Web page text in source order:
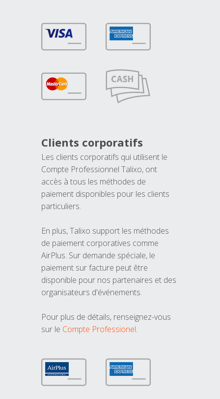
Clients corporatifs
Les clients corporatifs qui utilisent le
Compte Professionnel Talixo, ont
accès à tous les méthodes de
paiement disponibles pour les clients
particuliers.
En plus, Talixo support les méthodes
de paiement corporatives comme
AirPlus. Sur demande spéciale, le
paiement sur facture peut être
disponible pour nos partenaires et des
organisateurs d'événements.
Pour plus de détails, renseignez-vous
sur le Compte Professionel.